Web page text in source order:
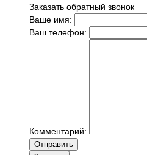
Заказать обратный звонок
Ваше имя:
Ваш телефон:
Комментарий:
Отправить